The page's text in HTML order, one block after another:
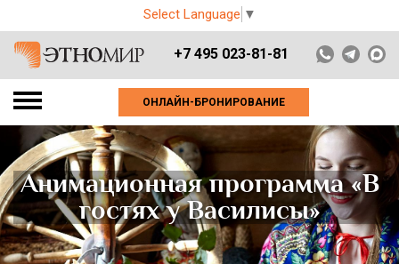
Select Language ▼
+7 495 023-81-81
ОНЛАЙН-БРОНИРОВАНИЕ
Анимационная программа «В
гостях у Василисы»